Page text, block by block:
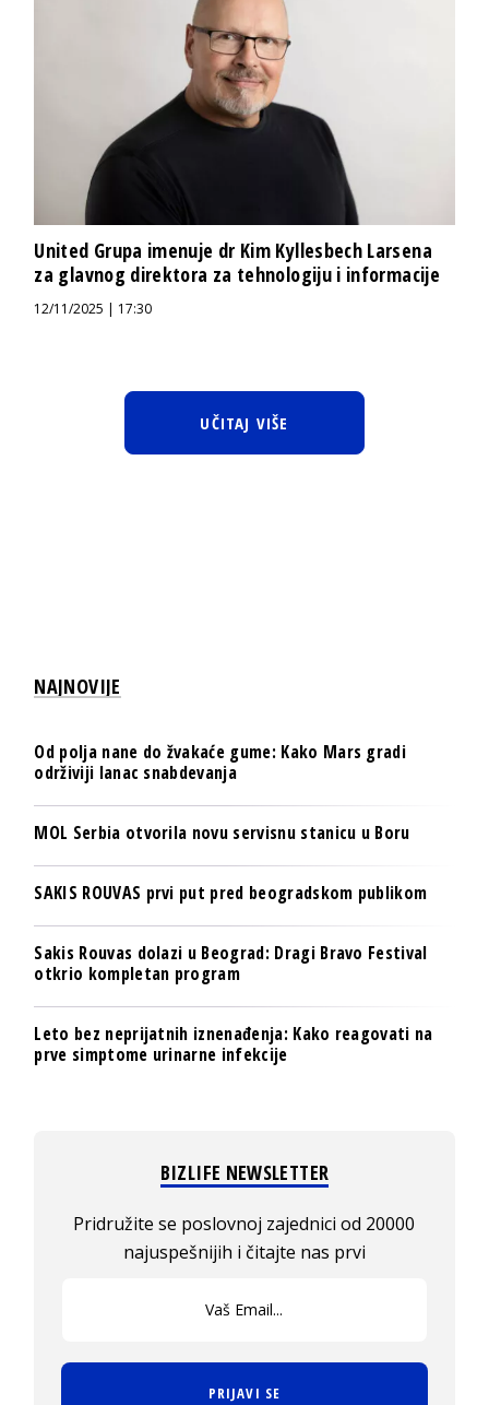
United Grupa imenuje dr Kim Kyllesbech Larsena
za glavnog direktora za tehnologiju i informacije
12/11/2025 | 17:30
UČITAJ VIŠE
NAJNOVIJE
Od polja nane do žvakaće gume: Kako Mars gradi
održiviji lanac snabdevanja
MOL Serbia otvorila novu servisnu stanicu u Boru
SAKIS ROUVAS prvi put pred beogradskom publikom
Sakis Rouvas dolazi u Beograd: Dragi Bravo Festival
otkrio kompletan program
Leto bez neprijatnih iznenađenja: Kako reagovati na
prve simptome urinarne infekcije
BIZLIFE NEWSLETTER
Pridružite se poslovnoj zajednici od 20000
najuspešnijih i čitajte nas prvi
PRIJAVI SE